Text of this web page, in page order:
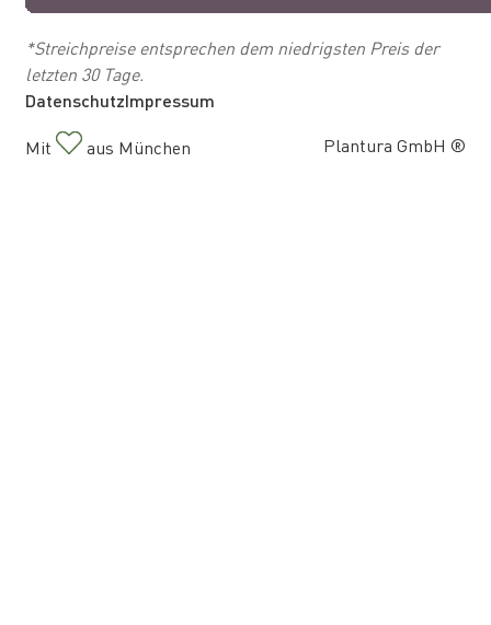
*Streichpreise entsprechen dem niedrigsten Preis der
letzten 30 Tage.
Plantura GmbH ®
Mit aus München
DatenschutzImpressum